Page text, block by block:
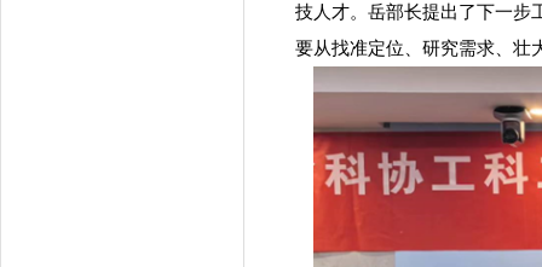
技人才。岳部长提出了下一步
要从找准定位、研究需求、壮